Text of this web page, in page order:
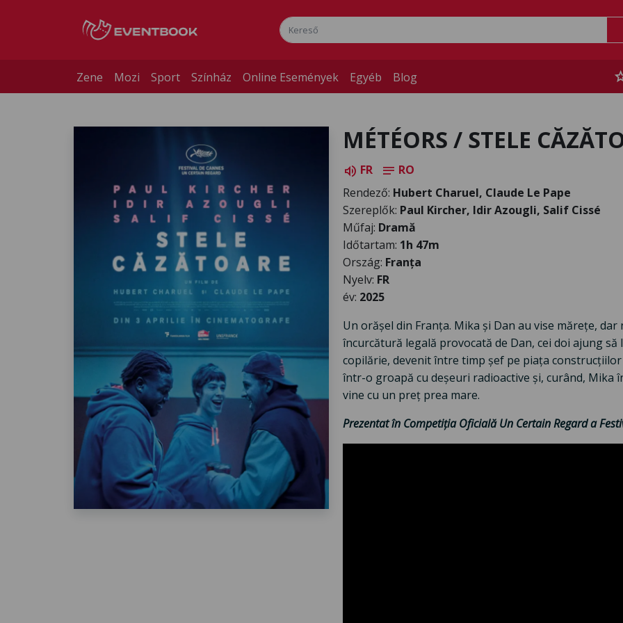
Zene Mozi Sport Színház Online Események Egyéb Blog
MÉTÉORS / STELE
volume_up FR notes RO
Rendező: Hubert Charuel, Claude Le Pape
Szereplők: Paul Kircher, Idir Azougli, Salif Cissé
Műfaj: Dramă
Időtartam: 1h 47m
Ország: Franța
Nyelv: FR
év: 2025
Un orășel din Franța. Mika și Dan au vise mărețe,
încurcătură legală provocată de Dan, cei doi ajung
copilărie, devenit între timp șef pe piața
într-o groapă cu deșeuri radioactive și, curând, Mika
vine cu un preț prea mare.
Prezentat în Competiția Oficială Un Certain Regard a